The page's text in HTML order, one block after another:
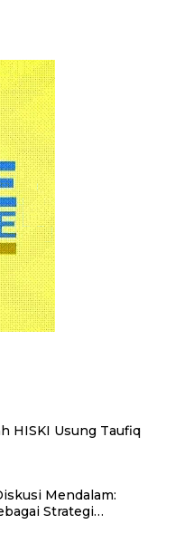
HISKI Usung Taufiq
Mendalam:
Strategi